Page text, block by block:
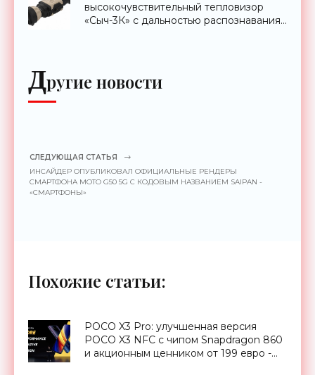
высокочувствительный тепловизор
«Сыч-3К» с дальностью распознавания
Другие новости
СЛЕДУЮЩАЯ СТАТЬЯ
ИНСАЙДЕР ОПУБЛИКОВАЛ ОФИЦИАЛЬНЫЕ РЕНДЕРЫ
СМАРТФОНА MOTO G50 5G С КОДОВЫМ НАЗВАНИЕМ SAIPAN -
«СМАРТФОНЫ»
Похожие статьи:
POCO X3 Pro: улучшенная версия
POCO X3 NFC с чипом Snapdragon 860
и акционным ценником от 199 евро -